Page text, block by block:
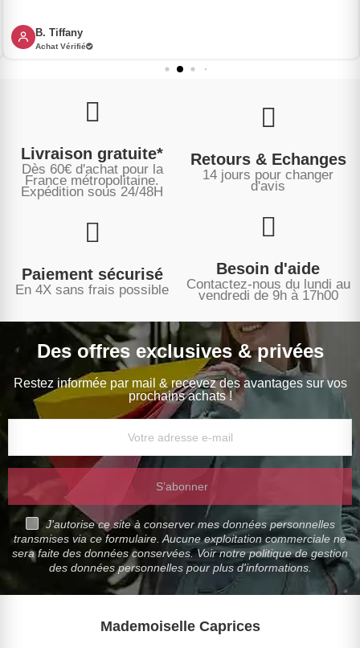
B. Tiffany
Achat Vérifié
Livraison gratuite*
Dès 60€ d'achat pour la
France métropolitaine.
Expédition sous 24/48H
Retours & Echanges
14 jours pour changer
d'avis
Paiement sécurisé
En 4X sans frais possible
Besoin d'aide
Contactez-nous du lundi au
vendredi de 9h à 17h00
Des offres exclusives & privées
Restez informée par mail & recevez des avantages sur vos
prochains achats !
S’abonner
J'autorise ce site à conserver mes données personnelles
transmises via ce formulaire. Aucune exploitation commerciale ne
sera faite des données conservées. Voir notre politique de gestion
des données personnelles pour plus d'informations.
Mademoiselle Caprices